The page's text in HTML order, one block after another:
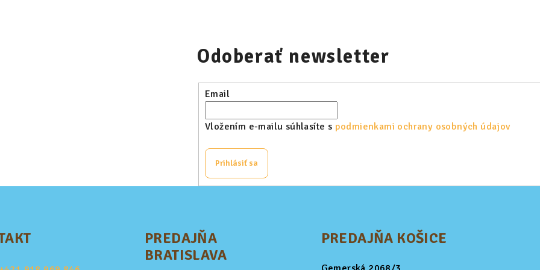
Odoberať newsletter
Email
Vložením e-mailu súhlasíte s podmienkami ochrany osobných údajov
Prihlásiť sa
PREDAJŇA
BRATISLAVA
PREDAJŇA KOŠICE